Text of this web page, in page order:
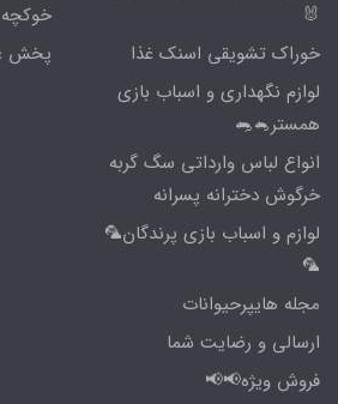
🐰
خوراک تشویقی اسنک غذا
لوازم نگهداری و اسباب بازی
همستر🐁🐀
انواع لباس وارداتی سگ گربه
خرگوش دخترانه پسرانه
لوازم و اسباب بازی پرندگان🦜
🦜
مجله هایپرحیوانات
ارسالی و رضایت شما
فروش ویژه📢📢
خوکچه
پخش